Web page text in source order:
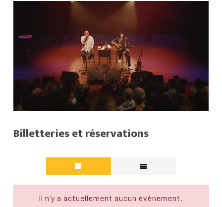
Billetteries et réservations
Il n’y a actuellement aucun évènement.